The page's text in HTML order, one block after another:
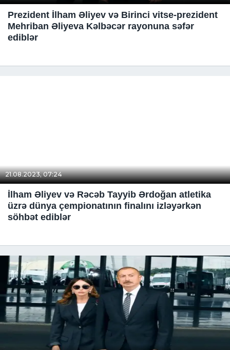
Prezident İlham Əliyev və Birinci vitse-prezident
Mehriban Əliyeva Kəlbəcər rayonuna səfər
ediblər
21.08.2023, 07:24
İlham Əliyev və Rəcəb Tayyib Ərdoğan atletika
üzrə dünya çempionatının finalını izləyərkən
söhbət ediblər